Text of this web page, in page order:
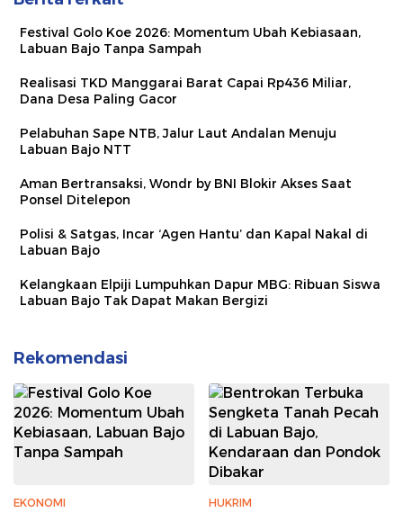
Festival Golo Koe 2026: Momentum Ubah Kebiasaan,
Labuan Bajo Tanpa Sampah
Realisasi TKD Manggarai Barat Capai Rp436 Miliar,
Dana Desa Paling Gacor
Pelabuhan Sape NTB, Jalur Laut Andalan Menuju
Labuan Bajo NTT
Aman Bertransaksi, Wondr by BNI Blokir Akses Saat
Ponsel Ditelepon
Polisi & Satgas, Incar ‘Agen Hantu’ dan Kapal Nakal di
Labuan Bajo
Kelangkaan Elpiji Lumpuhkan Dapur MBG: Ribuan Siswa
Labuan Bajo Tak Dapat Makan Bergizi
Rekomendasi
EKONOMI HUKRIM